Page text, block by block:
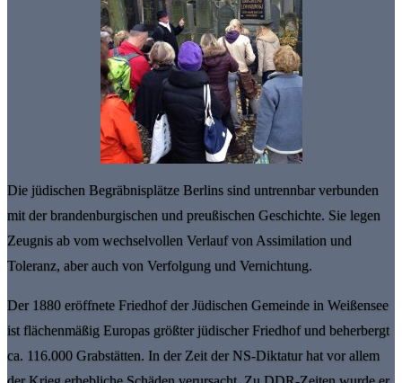
Die jüdischen Begräbnisplätze Berlins sind untrennbar verbunden
mit der brandenburgischen und preußischen Geschichte. Sie legen
Zeugnis ab vom wechselvollen Verlauf von Assimilation und
Toleranz, aber auch von Verfolgung und Vernichtung.
Der 1880 eröffnete Friedhof der Jüdischen Gemeinde in Weißensee
ist flächenmäßig Europas größter jüdischer Friedhof und beherbergt
ca. 116.000 Grabstätten. In der Zeit der NS-Diktatur hat vor allem